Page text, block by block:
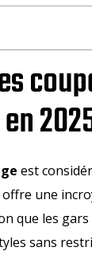
est
offre une
que les gars
sans